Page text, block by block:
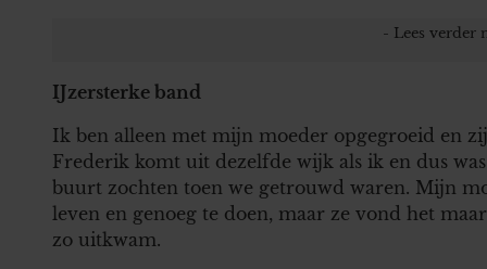
IJzersterke band
Ik ben alleen met mijn moeder opgegroeid en
Frederik komt uit dezelfde wijk als ik en dus
buurt zochten toen we getrouwd waren. Mijn
leven en genoeg te doen, maar ze vond het
zo uitkwam.